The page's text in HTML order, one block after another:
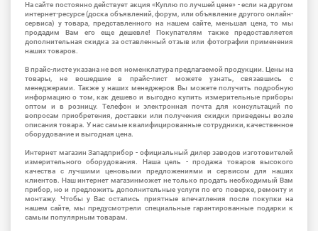
На сайте постоянно действует акция «Куплю по лучшей цене» - если на другом
интернет-ресурсе (доска объявлений, форум, или объявление другого онлайн-
сервиса) у товара, представленного на нашем сайте, меньшая цена, то мы
продадим Вам его еще дешевле! Покупателям также предоставляется
дополнительная скидка за оставленный отзыв или фотографии применения
наших товаров.
В прайс-листе указана не вся номенклатура предлагаемой продукции. Цены на
товары, не вошедшие в прайс-лист можете узнать, связавшись с
менеджерами. Также у наших менеджеров Вы можете получить подробную
информацию о том, как дешево и выгодно купить измерительные приборы
оптом и в розницу. Телефон и электронная почта для консультаций по
вопросам приобретения, доставки или получения скидки приведены возле
описания товара. У нас самые квалифицированные сотрудники, качественное
оборудование и выгодная цена.
Интернет магазин Западприбор - официальный дилер заводов изготовителей
измерительного оборудования. Наша цель - продажа товаров высокого
качества с лучшими ценовыми предложениями и сервисом для наших
клиентов. Наш интернет магазинможет не только продать необходимый Вам
прибор, но и предложить дополнительные услуги по его поверке, ремонту и
монтажу. Чтобы у Вас остались приятные впечатления после покупки на
нашем сайте, мы предусмотрели специальные гарантированные подарки к
самым популярным товарам.